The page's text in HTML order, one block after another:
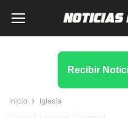
Recibir
Inicio Iglesia